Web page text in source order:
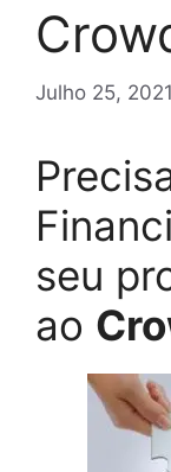
Julho 25, 2021
seu
ao